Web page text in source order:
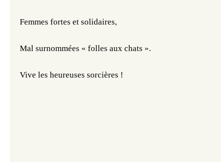
Femmes fortes et solidaires,
Mal surnommées « folles aux chats ».
Vive les heureuses sorcières !